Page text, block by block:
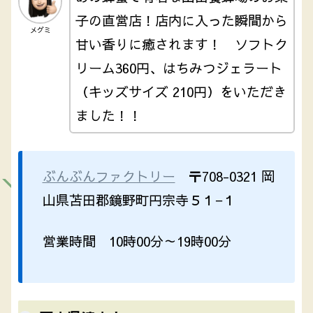
メグミ
子の直営店！店内に入った瞬間から
甘い香りに癒されます！ ソフトク
リーム360円、はちみつジェラート
（キッズサイズ 210円）をいただき
ました！！
ぶんぶんファクトリー 〒708-0321 岡
山県苫田郡鏡野町円宗寺５１−１
営業時間 10時00分～19時00分